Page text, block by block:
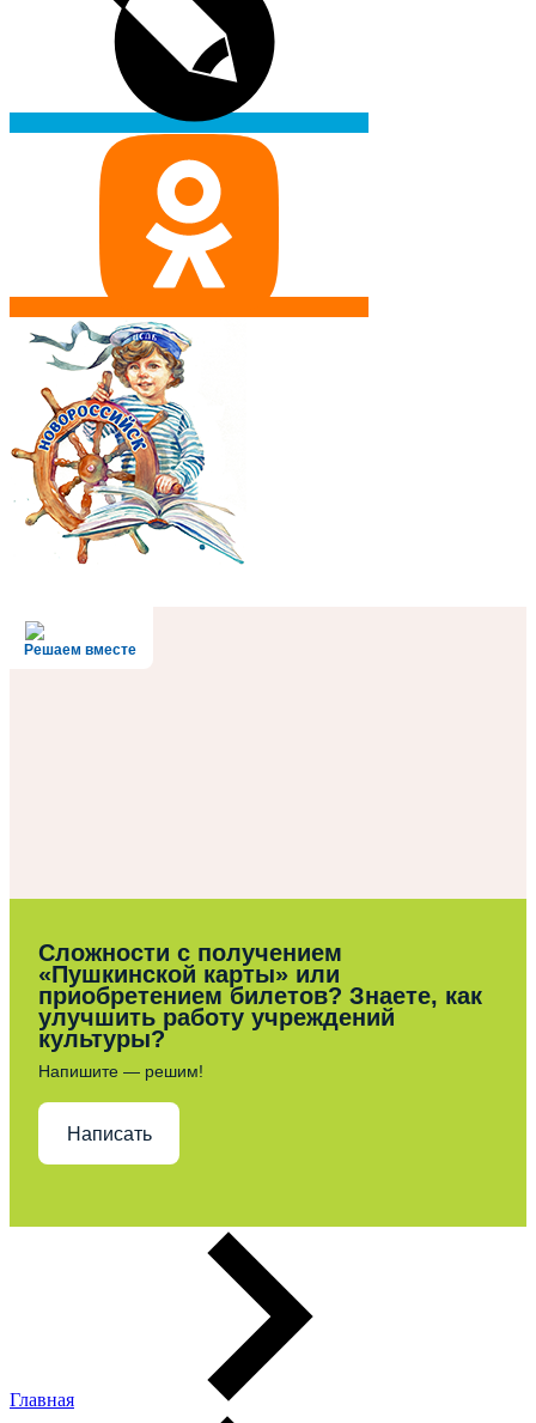
Решаем вместе
Сложности с получением
«Пушкинской карты» или
приобретением билетов? Знаете, как
улучшить работу учреждений
культуры?
Напишите — решим!
Написать
Главная